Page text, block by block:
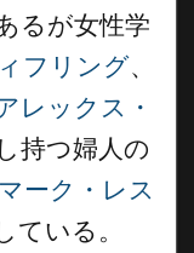
るが女性学
フリング、
レックス・
持つ婦人の
マーク・レス
ている。